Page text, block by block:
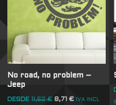
No road, no problem –
Jeep
DESDE 11,62€ 8,71 € IVA INCL